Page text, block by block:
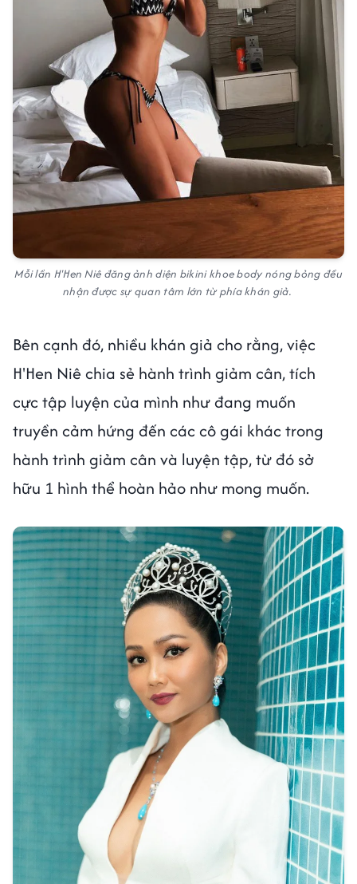
Mỗi lần H'Hen Niê đăng ảnh diện bikini khoe body nóng bỏng đều
nhận được sự quan tâm lớn từ phía khán giả.
Bên cạnh đó, nhiều khán giả cho rằng, việc
H'Hen Niê chia sẻ hành trình giảm cân, tích
cực tập luyện của mình như đang muốn
truyền cảm hứng đến các cô gái khác trong
hành trình giảm cân và luyện tập, từ đó sở
hữu 1 hình thể hoàn hảo như mong muốn.